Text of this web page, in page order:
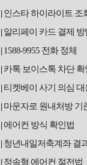
인스타 하이라이트 조
알리페이 카드 결제 방
1588-9955 전화 정체
카톡 보이스톡 차단 확
티켓베이 사기 의심 대
마운자로 원내처방 기
에어컨 방식 확인법
청년내일저축계좌 결
정속형 에어컨 절전법